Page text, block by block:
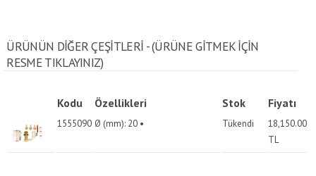
ÜRÜNÜN DİĞER ÇEŞİTLERİ - (ÜRÜNE GITMEK IÇIN
RESME TIKLAYINIZ)
Kodu Özellikleri Stok Fiyatı
1555090 Ø (mm): 20 • Tükendi
18,150.00
TL